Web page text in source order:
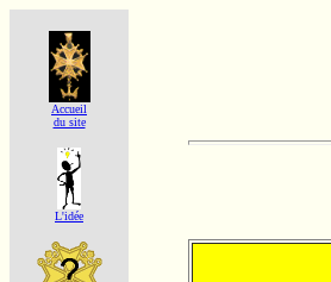
Accueil
du site
L'idée